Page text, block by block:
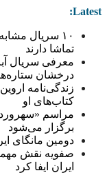
Latest:
۱۰ سریال
تماشا دارند
معرفی سریال
درخشان
زندگی‌نامه
کتاب‌های او
مراسم
برگزار می‌شود
دومین مانگای
صفویه نقش
ایران ایفا کرد